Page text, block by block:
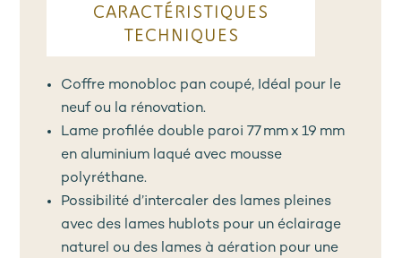
CARACTÉRISTIQUES
TECHNIQUES
Coffre monobloc pan coupé, Idéal pour le
neuf ou la rénovation.
Lame profilée double paroi 77 mm x 19 mm
en aluminium laqué avec mousse
polyréthane.
Possibilité d’intercaler des lames pleines
avec des lames hublots pour un éclairage
naturel ou des lames à aération pour une